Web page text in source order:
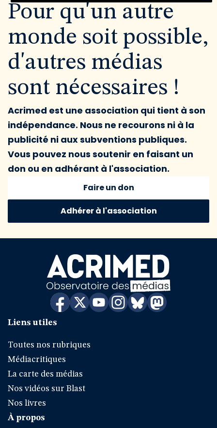
Pour qu'un autre
monde soit possible,
d'autres médias
sont nécessaires !
Acrimed est une association qui tient à son
indépendance. Nous ne recourons ni à la
publicité ni aux subventions publiques.
Vous pouvez nous soutenir en faisant un
don ou en adhérant à l'association.
Faire un don
Adhérer à l'association
Liens utiles
Toutes nos rubriques
Médiacritiques
La carte des médias
Nos vidéos sur Blast
Nos livres
À propos